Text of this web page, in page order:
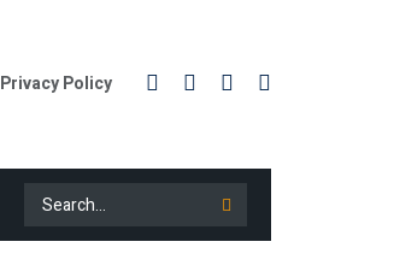
Privacy Policy